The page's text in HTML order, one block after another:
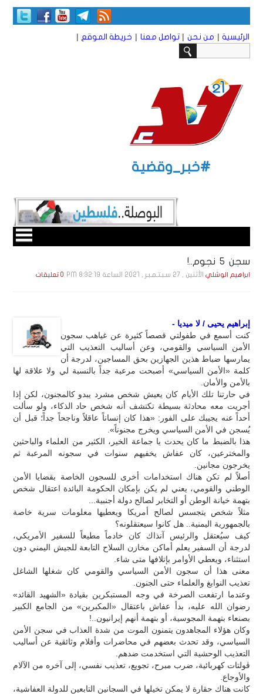
الرئيسية | من نحن | تواصل معنا | خريطة الموقع |
#خبر_وقضية
سجن 5 نجوم..!
ابراهيم الوشلي الأثنين , 27 سـبـتـمـبـر , 2021 الساعة 8:32:19 PM 0 تعليقات
إبراهيم يحيى / لا ميديا -
كنت أسمع في طفولتي قصصاً كثيرة عن غياهب سجون
الأمن السياسي والقومي، وعن أساليب التعذيب التي
يمارسها ضباط هذين الجهازين بحق المساجين، لدرجة أن
كلمة «الأمن السياسي» أصبحت مرعبة جداً بالنسبة لي ولا علاقة لها
بالأمن والأمان.
في حارتنا تلك الأيام كان يعيش شخص مشرد يبدو كالمجنون، لكن إذا
أجريت معه محادثة بسيطة تكتشف أنه شخص حاد الذكاء، ولو سألت
أحداً عنه يجيبك على الفور: «هذا كان إنساناً عاقلاً وناجحاً جداً؛ قبل أن
يُسجن في الأمن السياسي ويخرج مجنوناً».
هذا بالضبط ما كان يحدث يا جماعة الخير، الكثير من العلماء والباحثين
والمخترعين، كان عفاش يخفيهم سنوات في سجونه المرعبة ثم
يخرجون مجانين.
أصلاً لم تكن هناك استخدامات أخرى للسجون الخاصة بقضايا الأمن
الوطني والقومي، يعني لم يكن بإمكان الحكومة البائدة اعتقال شخص
بتهمة خيانة الوطن أو التخابر لصالح دولة أجنبية...
مثلاً شخص يتجسس لصالح أمريكا ويعطيها معلومات سرية خاصة
بالجمهورية اليمنية.. هل كانوا سيعتقلونه؟
كيف سيُعتقل والرئيس آنذاك كان خادماً مطيعاً للسفير الأمريكي،
لدرجة أن السفير يعلم أماكن مخازن السلاح التابعة للجيش اليمني دون
استثناء، ويعطي الأوامر بإتلافها متى شاء.
معنى هذا أن سجون الأمن السياسي والقومي كان شغلها الشاغل
تعذيب النوابغ والعلماء حتى الجنون.
وعندما ارتفعت الصرخة في وجه المستبكرين بقيادة «الشهيد القائد»
رضوان الله عليه، بدأ عفاش باعتقال «المكبرين» من الجامع الكبير
بصنعاء بتهمة المجوسية، أو بتهمة أنهم إيرانيون..!
وكان هؤلاء المجاهدون يتمنون الموت من شدة العذاب في سجن الأمن
السياسي، وقد تحدث بعضهم في محاضرات وأفلام وثائقية عن أساليب
التعذيب الوحشية التي استخدمت ضدهم.
ڤولتات كهربائية، ضرب مبرح، تجويع، تعذيب نفسي، إلى آخره من الآلام
والأوجاع.
كانت هناك حقارة لا يمكن تخيلها في السجانين التابعين للدولة العفاشية،